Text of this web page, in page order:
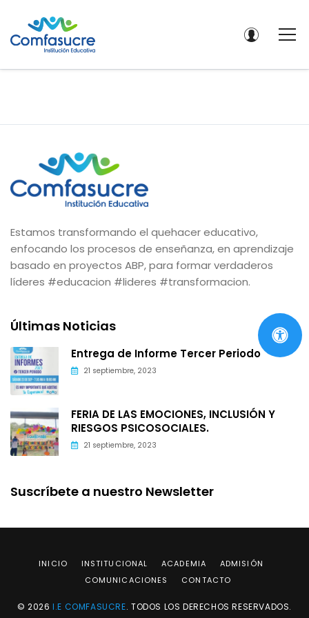
Estamos transformando el quehacer educativo,
enfocando los procesos de enseñanza, en aprendizaje
basado en proyectos ABP, para formar verdaderos
líderes #educacion #lideres #transformacion.
Últimas Noticias
Entrega de Informe Tercer Periodo
21 septiembre, 2023
FERIA DE LAS EMOCIONES, INCLUSIÓN Y
RIESGOS PSICOSOCIALES.
21 septiembre, 2023
Suscríbete a nuestro Newsletter
INICIO INSTITUCIONAL ACADEMIA
ADMISIÓN
COMUNICACIONES
CONTACTO
© 2026I.E COMFASUCRE. TODOS LOS DERECHOS RESERVADOS.